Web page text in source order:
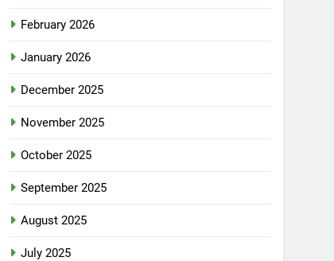
February 2026
January 2026
December 2025
November 2025
October 2025
September 2025
August 2025
July 2025